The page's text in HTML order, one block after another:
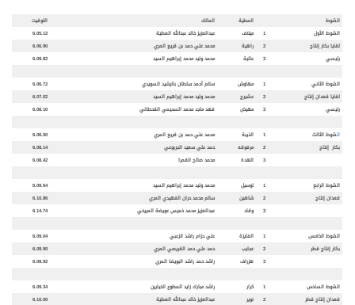
الشوط المطية المالك
التوقيت
الشوط الأول
1 ميلاف عبدالعزيز خالد عبدالله العطية
6.05.12
لقايا بكار إنتاج
2 راهية محمد علي حمد بن قريع المري
6.06.90
رئيسي
3 عالية محمد وليد محمد إبراهيم السيد 6.09.82
الشوط الثاني 1 مهاوش سالم أحمد سلطان بالرشيد السويدي
6.06.72
لقايا قعدان إنتاج
2 عشيرج محمد وليد محمد إبراهيم السيد
6.07.02
رئيسي
3 مهيض فهد ماجد محمد السحيمي القحطاني 6.08.10
الشوط الثالث 1 الذيبة محمد علي حمد بن قريع المري
6.06.50
بكار إنتاج
2 مرفوقه حمد علي سعيد الجربوعي
6.08.14
3
الهدة محمد صالح القمرا 6.08.42
الشوط الرابع 1 لوسيل محمد وليد محمد إبراهيم السيد
6.09.64
قعدان إنتاج
2 شاهين سالم محمد حران الفهيدي المري
6.10.86
3
وقاد عبدالعزيز محمد خميس عويضة المريخي 6.14.74
الشوط الخامس 1 الفايزة علي حزام راشد الزعبي
6.09.04
بكار إنتاج قطر
2 عجايب حمد علي حمد القريصي المري
6.09.90
3
هزراف راشد حمد راشد البويضا المري 6.09.92
الشوط السادس 1 كرار راشد مبارك زايد المطوع الخيارين
6.09.34
قعدان إنتاج قطر
2 نوير عبدالعزيز خالد عبدالله العطية
6.10.00